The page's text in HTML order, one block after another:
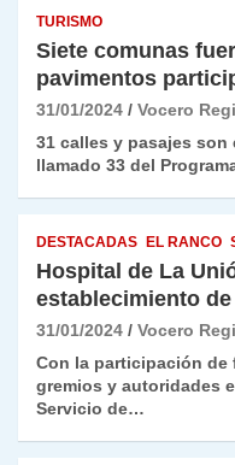
TURISMO
Siete comunas
pavimentos
31/01/2024
Vocero
31 calles y pasajes
llamado 33 del
DESTACADAS EL RANCO
Hospital de La
establecimiento
31/01/2024
Vocero
Con la participación
gremios y autoridades
Servicio de…